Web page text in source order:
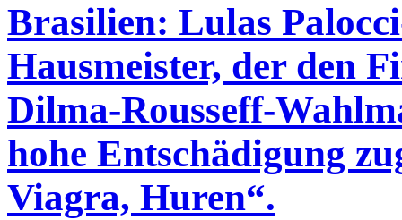
Brasilien: Lulas
Hausmeister, der den
Dilma-Rousseff-
hohe Entschädigung
Viagra, Huren“.